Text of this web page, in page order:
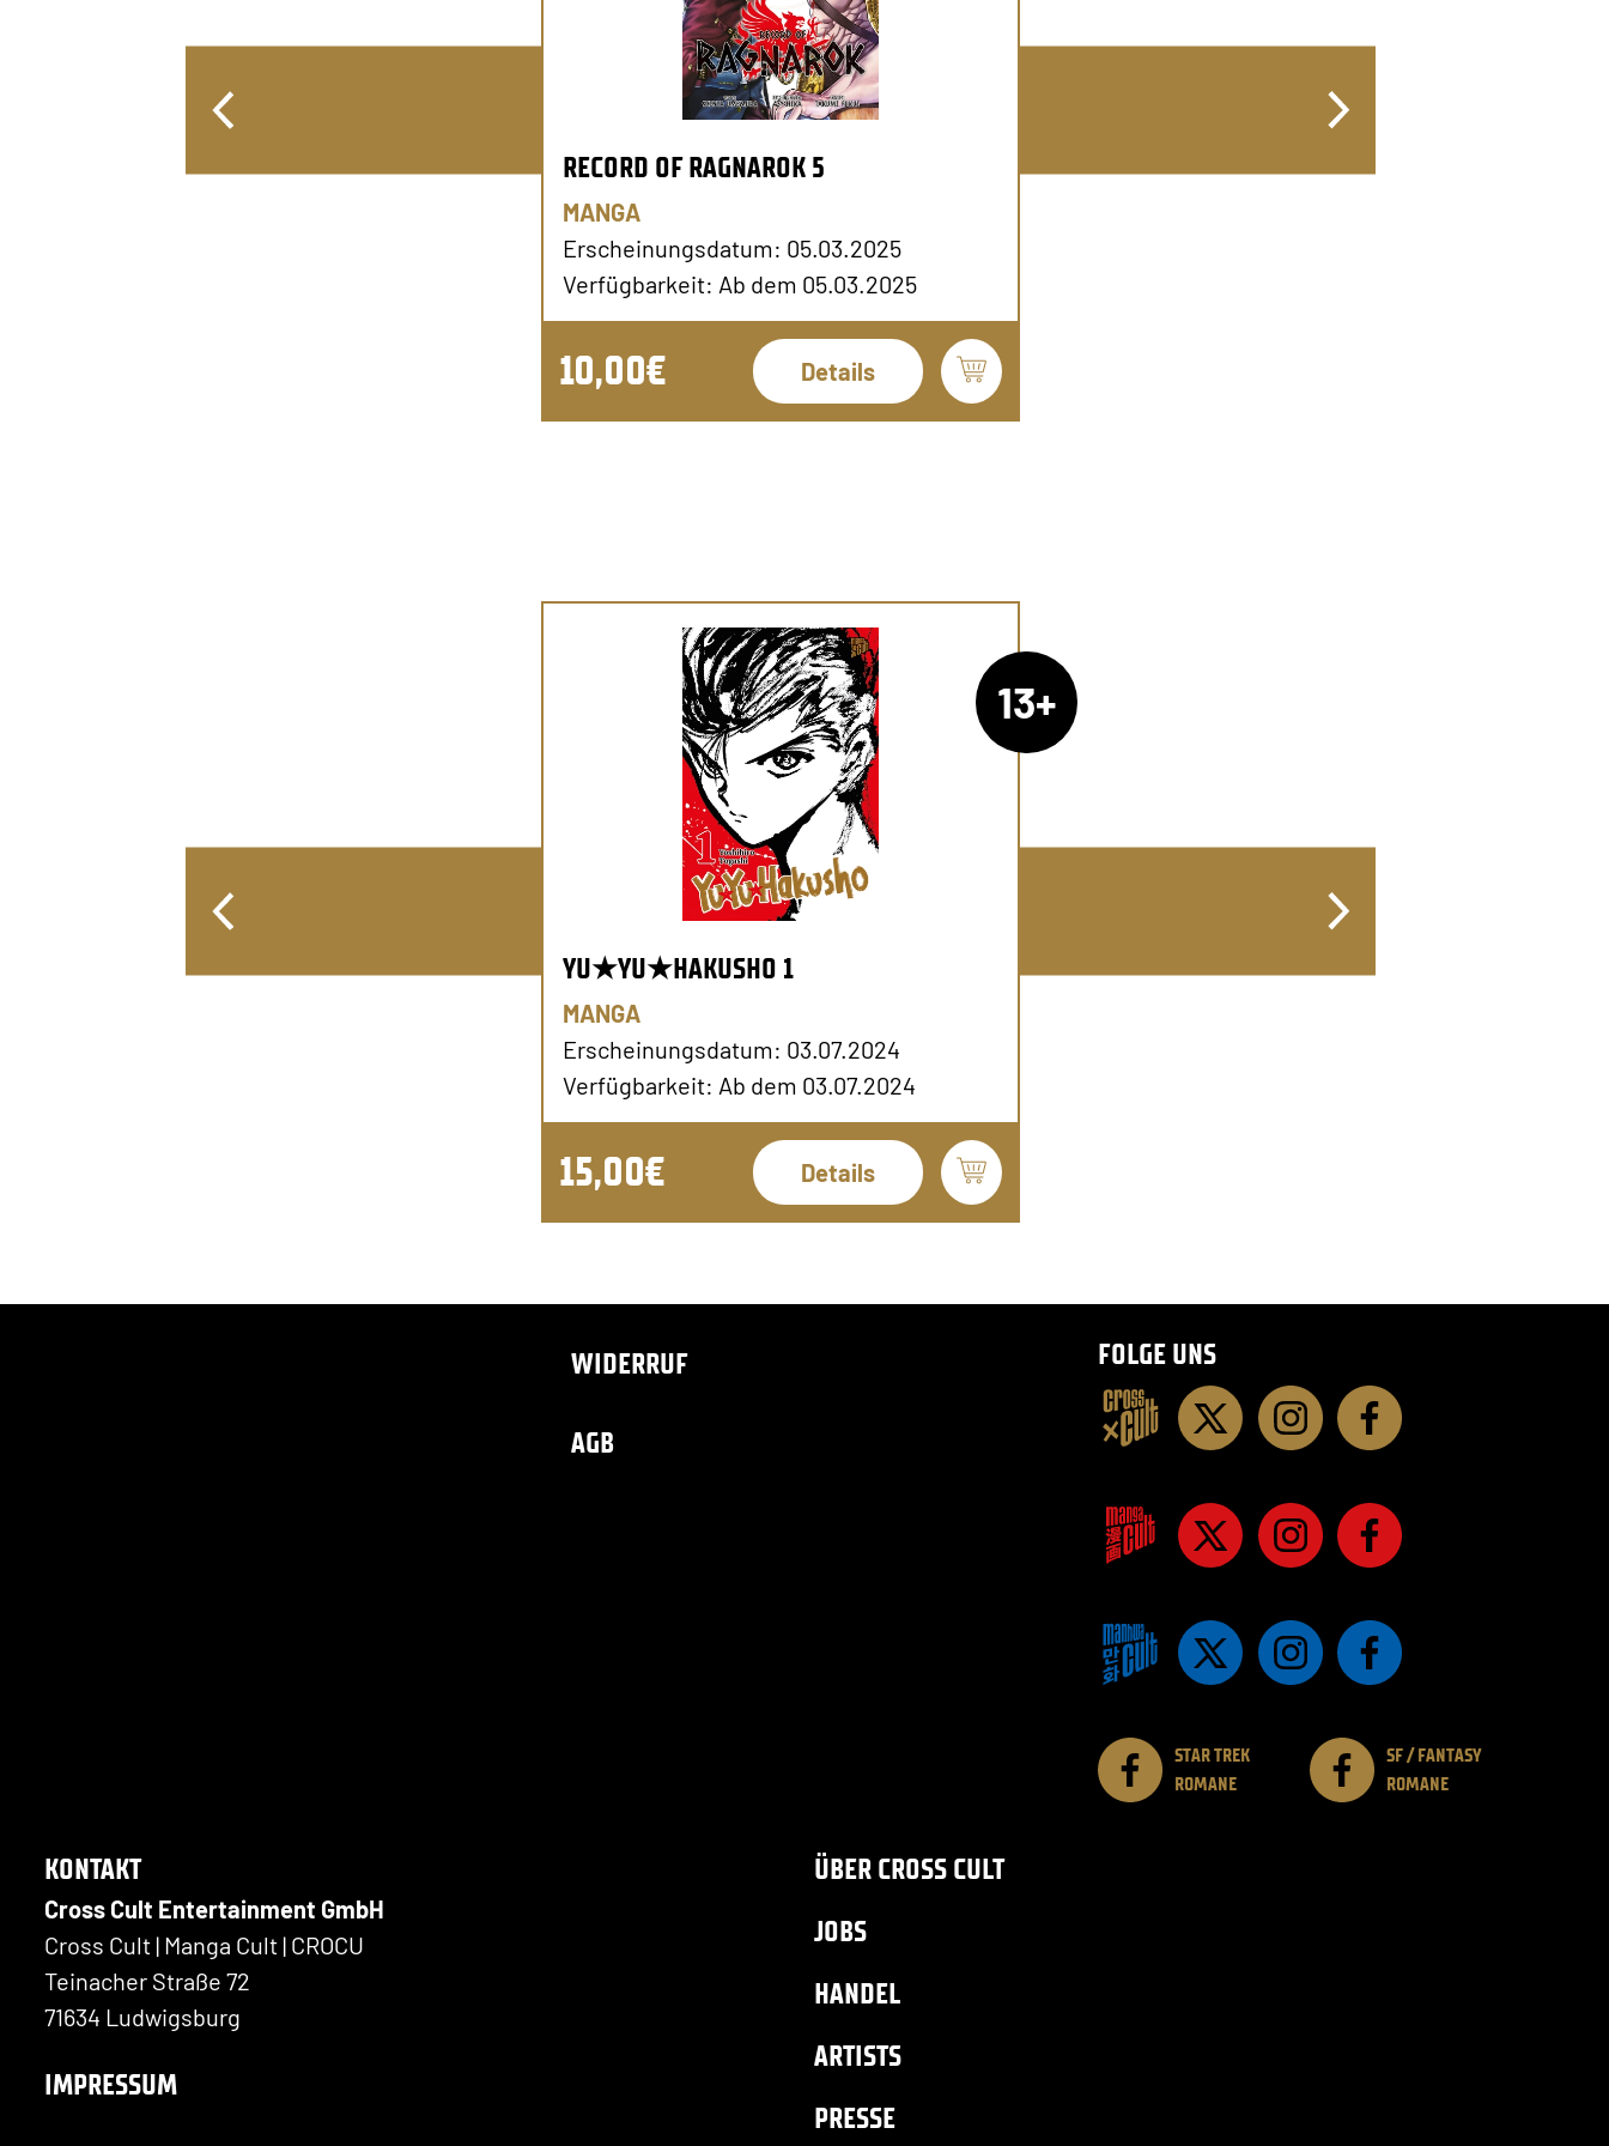
RECORD OF RAGNAROK 5
MANGA
Erscheinungsdatum: 05.03.2025
Verfügbarkeit: Ab dem 05.03.2025
10,00€ Details
13+
YU★YU★HAKUSHO 1
MANGA
Erscheinungsdatum: 03.07.2024
Verfügbarkeit: Ab dem 03.07.2024
15,00€ Details
WIDERRUF
AGB
FOLGE UNS
STAR TREK
ROMANE
SF / FANTASY
ROMANE
KONTAKT
Cross Cult Entertainment GmbH
Cross Cult | Manga Cult | CROCU
Teinacher Straße 72
71634 Ludwigsburg
IMPRESSUM
ÜBER CROSS CULT
JOBS
HANDEL
ARTISTS
PRESSE